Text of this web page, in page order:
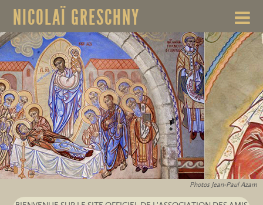
NICOLAÏ GRESCHNY
Photos Jean-Paul Azam